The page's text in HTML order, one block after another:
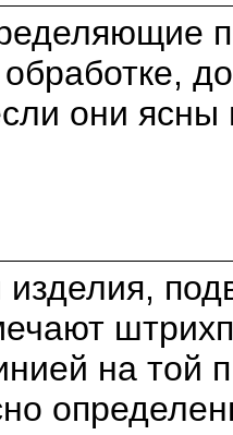
они ясны
на той